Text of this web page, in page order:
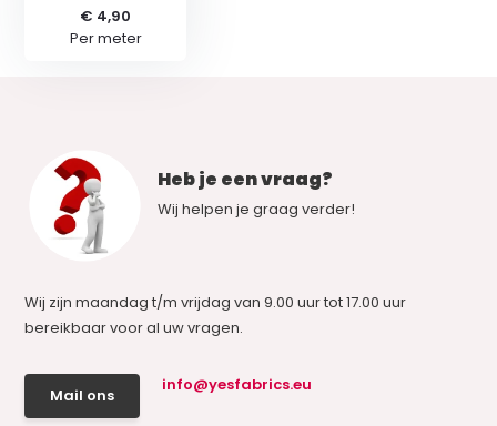
€ 4,90
Per meter
Heb je een vraag?
Wij helpen je graag verder!
Wij zijn maandag t/m vrijdag van 9.00 uur tot 17.00 uur
bereikbaar voor al uw vragen.
Mail ons
info@yesfabrics.eu